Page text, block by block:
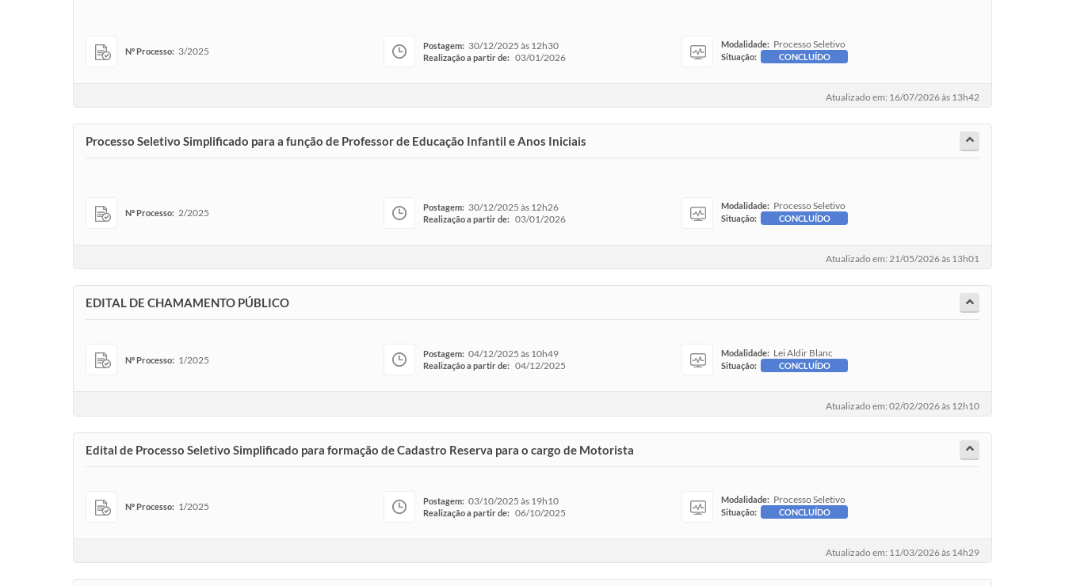
Nº Processo: 3/2025 Postagem: 30/12/2025 às 12h30
Realização a partir de: 03/01/2026
Modalidade: Processo Seletivo
Situação: CONCLUÍDO
Atualizado em: 16/07/2026 às 13h42
Processo Seletivo Simplificado para a função de Professor de Educação Infantil e Anos Iniciais
Nº Processo: 2/2025 Postagem: 30/12/2025 às 12h26
Realização a partir de: 03/01/2026
Modalidade: Processo Seletivo
Situação: CONCLUÍDO
Atualizado em: 21/05/2026 às 13h01
EDITAL DE CHAMAMENTO PÚBLICO
Nº Processo: 1/2025 Postagem: 04/12/2025 às 10h49
Realização a partir de: 04/12/2025
Modalidade: Lei Aldir Blanc
Situação: CONCLUÍDO
Atualizado em: 02/02/2026 às 12h10
Edital de Processo Seletivo Simplificado para formação de Cadastro Reserva para o cargo de Motorista
Nº Processo: 1/2025 Postagem: 03/10/2025 às 19h10
Realização a partir de: 06/10/2025
Modalidade: Processo Seletivo
Situação: CONCLUÍDO
Atualizado em: 11/03/2026 às 14h29